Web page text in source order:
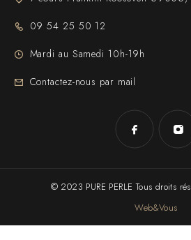
09 54 25 50 12
Mardi au Samedi 10h-19h
Contactez-nous par mail
© 2023 PURE PERLE Tous droits
Web&Vous